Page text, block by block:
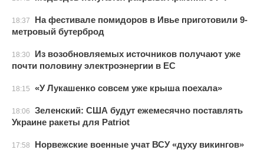
18:37
На фестивале помидоров в Ивье приготовили 9-
метровый бутерброд
18:30
Из возобновляемых источников получают уже
почти половину электроэнергии в ЕС
18:15 «У Лукашенко совсем уже крыша поехала»
18:06
Зеленский: США будут ежемесячно поставлять
Украине ракеты для Patriot
17:58 Норвежские военные учат ВСУ «духу викингов»